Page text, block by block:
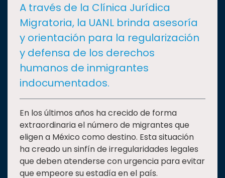
I+D+IEXPERTOS
SALUD
SUSTENTABILIDAD
TEMAS
Oferta
educativa
A través de la Clínica Jurídica
Migratoria, la UANL brinda asesoría
y orientación para la regularización
y defensa de los derechos
humanos de inmigrantes
indocumentados.
En los últimos años ha crecido de forma
extraordinaria el número de migrantes que
eligen a México como destino. Esta situación
ha creado un sinfín de irregularidades legales
que deben atenderse con urgencia para evitar
que empeore su estadía en el país.